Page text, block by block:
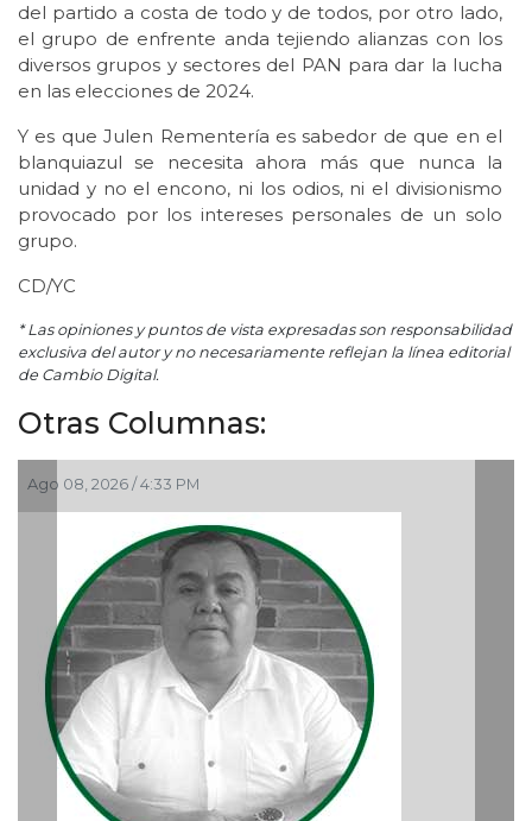
del partido a costa de todo y de todos, por otro lado,
el grupo de enfrente anda tejiendo alianzas con los
diversos grupos y sectores del PAN para dar la lucha
en las elecciones de 2024.
Y es que Julen Rementería es sabedor de que en el
blanquiazul se necesita ahora más que nunca la
unidad y no el encono, ni los odios, ni el divisionismo
provocado por los intereses personales de un solo
grupo.
CD/YC
* Las opiniones y puntos de vista expresadas son responsabilidad
exclusiva del autor y no necesariamente reflejan la línea editorial
de Cambio Digital.
Otras Columnas:
Ago 06, 2026 / 12:48 PM